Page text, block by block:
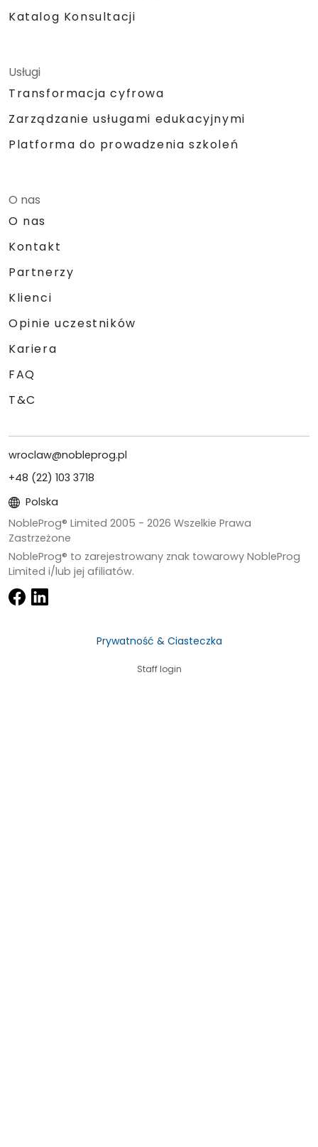
Katalog Konsultacji
Usługi
Transformacja cyfrowa
Zarządzanie usługami edukacyjnymi
Platforma do prowadzenia szkoleń
O nas
O nas
Kontakt
Partnerzy
Klienci
Opinie uczestników
Kariera
FAQ
T&C
wroclaw@nobleprog.pl
+48 (22) 103 3718
Polska
NobleProg® Limited 2005 - 2026 Wszelkie Prawa
Zastrzeżone
NobleProg® to zarejestrowany znak towarowy NobleProg
Limited i/lub jej afiliatów.
Prywatność & Ciasteczka
Staff login